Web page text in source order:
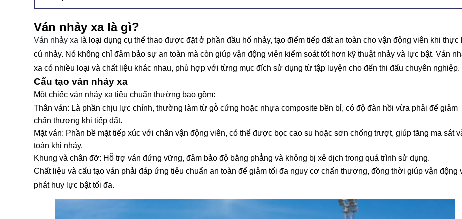
Ván nhảy xa là gì?
Ván nhảy xa là loại dụng cụ thể thao được đặt ở phần đầu hố nhảy, tạo điểm tiếp đất an toàn cho vận động viên khi thực
cú nhảy. Nó không chỉ đảm bảo sự an toàn mà còn giúp vận động viên kiểm soát tốt hơn kỹ thuật nhảy và lực bật. Ván
xa có nhiều loại và chất liệu khác nhau, phù hợp với từng mục đích sử dụng từ tập luyện cho đến thi đấu chuyên nghiệp.
Cấu tạo ván nhảy xa
Một chiếc ván nhảy xa tiêu chuẩn thường bao gồm:
Thân ván: Là phần chịu lực chính, thường làm từ gỗ cứng hoặc nhựa composite bền bỉ, có độ đàn hồi vừa phải để giảm
chấn thương khi tiếp đất.
Mặt ván: Phần bề mặt tiếp xúc với chân vận động viên, có thể được bọc cao su hoặc sơn chống trượt, giúp tăng ma sát
toàn khi nhảy.
Khung và chân đỡ: Hỗ trợ ván đứng vững, đảm bảo độ bằng phẳng và không bị xê dịch trong quá trình sử dụng.
Chất liệu và cấu tạo ván phải đáp ứng tiêu chuẩn an toàn để giảm tối đa nguy cơ chấn thương, đồng thời giúp vận động
phát huy lực bật tối đa.